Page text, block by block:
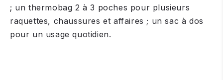
; un thermobag 2 à 3 poches pour plusieurs
raquettes, chaussures et affaires ; un sac à dos
pour un usage quotidien.